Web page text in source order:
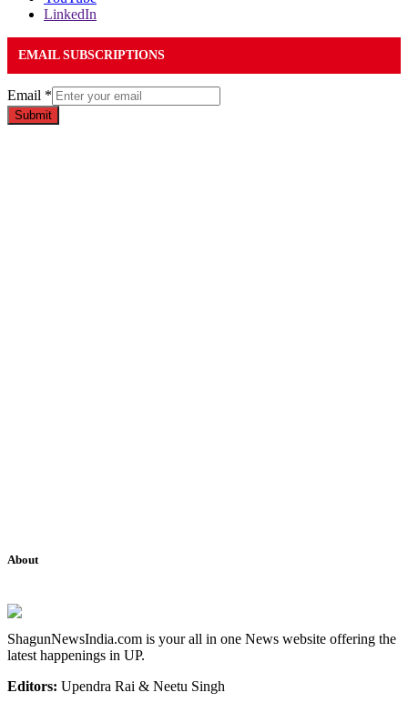
LinkedIn
EMAIL SUBSCRIPTIONS
Email *
Submit
About
ShagunNewsIndia.com is your all in one News website offering the
latest happenings in UP.
Editors: Upendra Rai & Neetu Singh